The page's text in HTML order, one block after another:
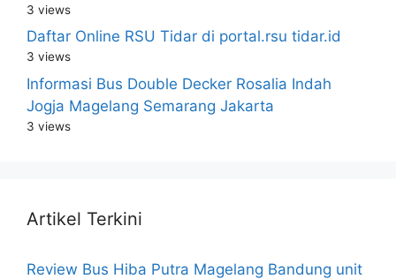
3 views
Daftar Online RSU Tidar di portal.rsu tidar.id
3 views
Informasi Bus Double Decker Rosalia Indah
Jogja Magelang Semarang Jakarta
3 views
Artikel Terkini
Review Bus Hiba Putra Magelang Bandung unit